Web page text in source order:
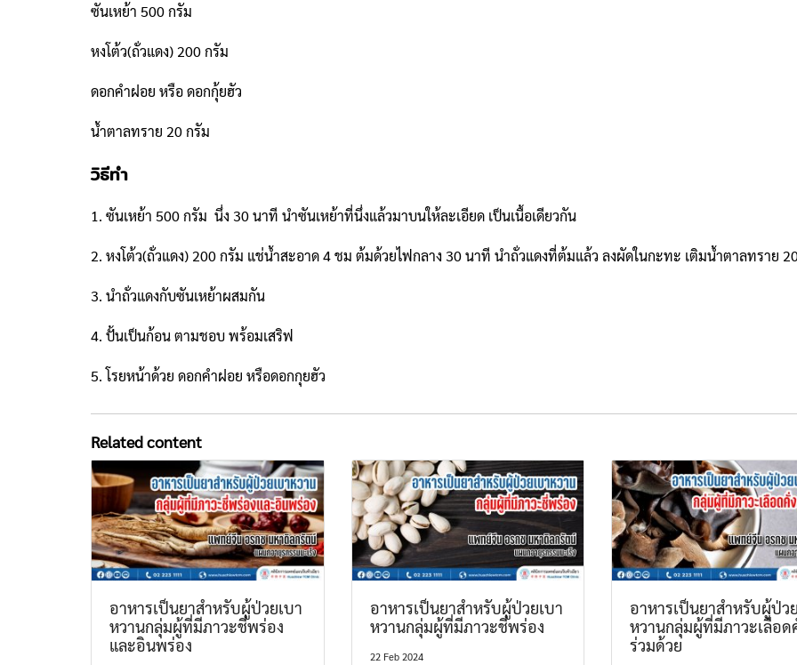
ซันเหย้า 500 กรัม
หงโต้ว(ถั่วแดง) 200 กรัม
ดอกคำฝอย หรือ ดอกกุ้ยฮัว
น้ำตาลทราย 20 กรัม
วิธีทำ
1. ซันเหย้า 500 กรัม นึ่ง 30 นาที นำซันเหย้าที่นึ่งแล้วมาบนให้ละเอียด เป็นเนื้อเดียวกัน
2. หงโต้ว(ถั่วแดง) 200 กรัม แช่น้ำสะอาด 4 ชม ต้มด้วยไฟกลาง 30 นาที นำถั่วแดงที่ต้มแล้ว ลงผัดในกะทะ เติมน้ำตาลทราย
3. นำถั่วแดงกับซันเหย้าผสมกัน
4. ปั้นเป็นก้อน ตามชอบ พร้อมเสริฟ
5. โรยหน้าด้วย ดอกคำฝอย หรือดอกกุยฮัว
Related content
อาหารเป็นยาสำหรับผู้ป่วยเบา
หวานกลุ่มผู้ที่มีภาวะชี่พร่อง
และอินพร่อง
อาหารเป็นยาสำหรับผู้ป่วยเบา
หวานกลุ่มผู้ที่มีภาวะชี่พร่อง
22 Feb 2024
อาหารเป็นยาสำหรับผู้ป่ว
หวานกลุ่มผู้ที่มีภาวะเลือด
ร่วมด้วย